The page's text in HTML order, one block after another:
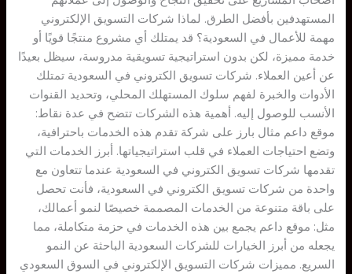
المستهدفين بأفضل الطرق. لماذا شركات التسويق الإلكتروني
مهمة للأعمال في السعودية؟ قد يمتلك أي مشروع منتجًا قويًا أو
خدمة مميزة، لكن بدون استراتيجية تسويقية مدروسة، سيظل بعيدًا
عن أعين العملاء. شركات تسويق الكتروني في السعودية تمتلك
الأدوات والخبرة لفهم سلوك المستهلك المحلي، وتحديد القنوات
الأنسب للوصول إليه. أهمية هذه الشركات تتضح في عدة نقاط:
موقع داعم مثال بارز على شركة تقدم هذه الخدمات باحترافية،
وتضع احتياجات العملاء في قلب استراتيجياتها. أبرز الخدمات التي
تقدمها شركات تسويق الكتروني في السعودية عندما تتعاون مع
واحدة من شركات تسويق الكتروني في السعودية، فأنت تحصل
على باقة متنوعة من الخدمات المصممة خصيصًا لنمو أعمالك،
مثل: موقع داعم يجمع بين هذه الخدمات في حزمة متكاملة، مما
يجعله من أبرز الخيارات للشركات السعودية الباحثة عن النمو
السريع. مميزات شركات التسويق الإلكتروني في السوق السعودي